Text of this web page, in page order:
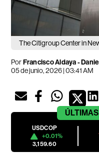
The Citigroup Center in
PorFrancisco Aldaya-
05 de junio, 2026 | 03:41 AM
ÚLTIMAS
USDCOP
+0.01%
3,159.60